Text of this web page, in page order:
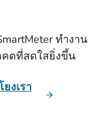
ทํางาน
คตที่สดใสยิ่งขึ้น
งเรา